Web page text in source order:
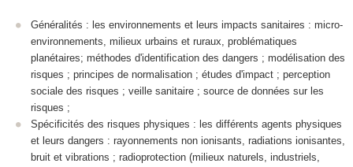
Généralités : les environnements et leurs impacts sanitaires : micro-
environnements, milieux urbains et ruraux, problématiques
planétaires; méthodes d'identification des dangers ; modélisation des
risques ; principes de normalisation ; études d'impact ; perception
sociale des risques ; veille sanitaire ; source de données sur les
risques ;
Spécificités des risques physiques : les différents agents physiques
et leurs dangers : rayonnements non ionisants, radiations ionisantes,
bruit et vibrations ; radioprotection (milieux naturels, industriels,